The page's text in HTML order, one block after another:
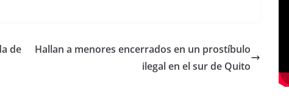
de
Hallan a menores encerrados en un prostíbulo
ilegal en el sur de Quito